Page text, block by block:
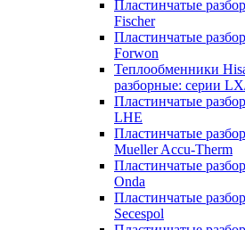
Пластинчатые
Fischer
Пластинчатые
Forwon
Теплообменники
разборные: серии
Пластинчатые
LHE
Пластинчатые
Mueller Accu-Therm
Пластинчатые
Onda
Пластинчатые
Secespol